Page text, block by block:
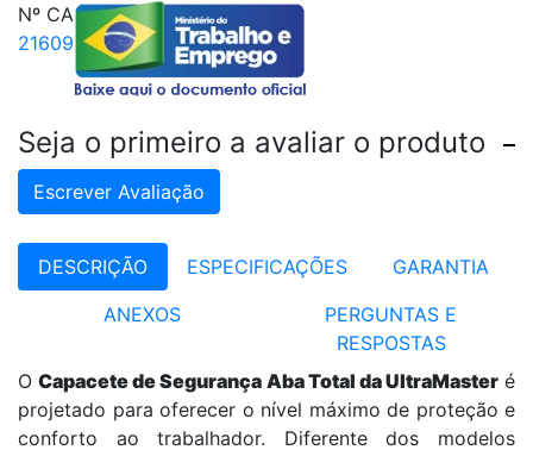
Nº CA
21609
Seja o primeiro a avaliar o produto
Escrever Avaliação
DESCRIÇÃO ESPECIFICAÇÕES
GARANTIA
ANEXOS
PERGUNTAS E
RESPOSTAS
OCapacete de Segurança Aba Total da UltraMasteré
projetado para oferecer o nível máximo de proteção e
conforto ao trabalhador. Diferente dos modelos